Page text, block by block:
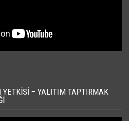
YETKISI – YALITIM TAPTIRMAK